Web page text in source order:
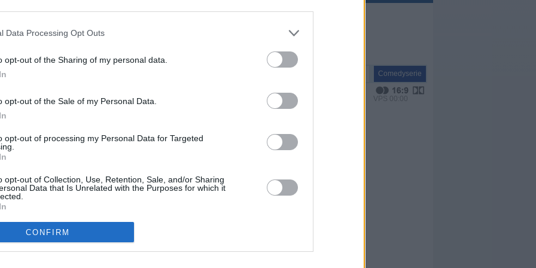
Data Processing Opt Outs
opt-out of the Sharing of my personal data.
opt-out of the Sale of my Personal Data.
opt-out of processing my Personal Data for Targeted
opt-out of Collection, Use, Retention, Sale, and/or Sharing
Data that Is Unrelated with the Purposes for which it
CONFIRM
Comedyserie
VPS 00:00
nachvollziehen kann, wie sie 200 Dollar für eine winzig kleine Dose
die Creme würde 20 Dollar kosten. Indes werden Axls
Unterricht soll er sich um eine Babypuppe kümmern, die einen
sich derweil als Handwerker.
und ihren drei Kindern Axl, Sue und Brick in der amerikanischen Stadt
erfolgreich die Schule bestreiten, versuchen Mutter Frankie und
Chaos einigermaßen unter Kontrolle zu halten und genug Geld zu